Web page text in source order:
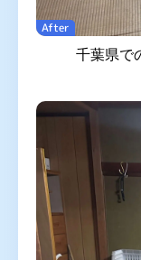
After
千葉県で